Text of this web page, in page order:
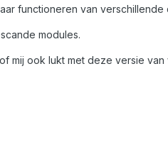
functioneren van verschillende
modules.
mij ook lukt met deze versie van